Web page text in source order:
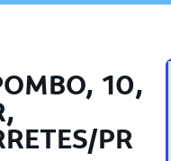
10,
PR